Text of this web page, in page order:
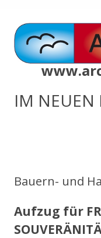
IM NEUEN
Bauern- und
Aufzug für